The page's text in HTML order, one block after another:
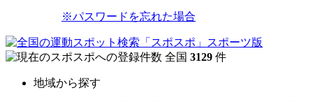
※パスワードを忘れた場合
全国 3129 件
地域から探す